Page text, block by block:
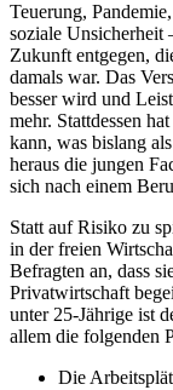
Teuerung,
soziale Unsicherheit
Zukunft entgegen,
damals war. Das
besser wird und
mehr. Stattdessen
kann, was bislang
heraus die jungen
sich nach einem
Statt auf Risiko zu
in der freien
Befragten an, dass
Privatwirtschaft
unter 25-Jährige ist
allem die folgenden
Die